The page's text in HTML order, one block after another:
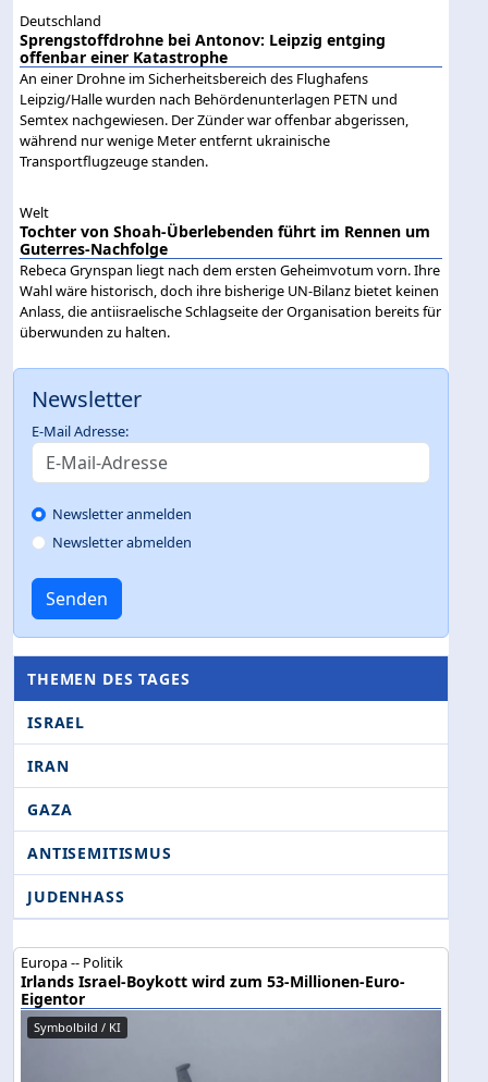
Deutschland
Sprengstoffdrohne bei Antonov: Leipzig entging
offenbar einer Katastrophe
An einer Drohne im Sicherheitsbereich des Flughafens
Leipzig/Halle wurden nach Behördenunterlagen PETN und
Semtex nachgewiesen. Der Zünder war offenbar abgerissen,
während nur wenige Meter entfernt ukrainische
Transportflugzeuge standen.
Welt
Tochter von Shoah-Überlebenden führt im Rennen um
Guterres-Nachfolge
Rebeca Grynspan liegt nach dem ersten Geheimvotum vorn. Ihre
Wahl wäre historisch, doch ihre bisherige UN-Bilanz bietet keinen
Anlass, die antiisraelische Schlagseite der Organisation bereits für
überwunden zu halten.
Newsletter
E-Mail Adresse:
Newsletter anmelden
Newsletter abmelden
Senden
THEMEN DES TAGES
ISRAEL
IRAN
GAZA
ANTISEMITISMUS
JUDENHASS
Europa -- Politik
Irlands Israel-Boykott wird zum 53-Millionen-Euro-
Eigentor
Symbolbild / KI